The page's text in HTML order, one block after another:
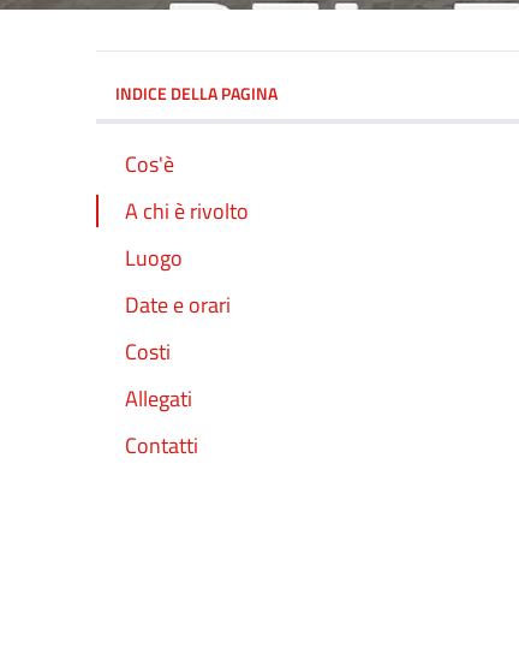
INDICE DELLA PAGINA
Cos'è
A chi è rivolto
Luogo
Date e orari
Costi
Allegati
Contatti